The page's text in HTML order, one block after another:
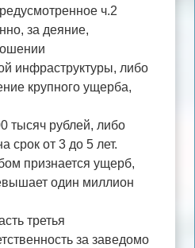
ч.2
за деяние,
инфраструктуры, либо
крупного ущерба,
тысяч рублей, либо
срок от 3 до 5 лет.
признается ущерб,
один миллион
третья
за заведомо